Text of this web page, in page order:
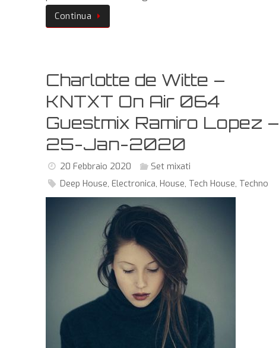
Continua
Charlotte de Witte –
KNTXT On Air 064
Guestmix Ramiro Lopez –
25-Jan-2020
20 Febbraio 2020
Set mixati
Deep House,Electronica,House, Tech House, Techno